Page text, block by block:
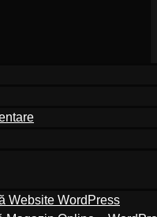
Website WordPress